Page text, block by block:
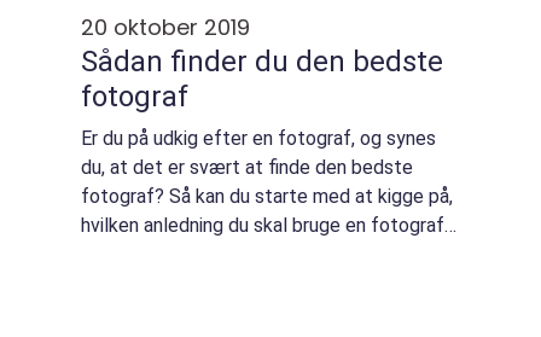
20 oktober 2019
Sådan finder du den bedste
fotograf
Er du på udkig efter en fotograf, og synes
du, at det er svært at finde den bedste
fotograf? Så kan du starte med at kigge på,
hvilken anledning du skal bruge en fotograf